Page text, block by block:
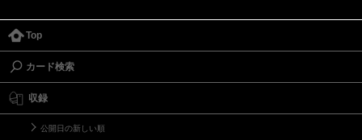
Top
カード検索
収録
公開日の新しい順